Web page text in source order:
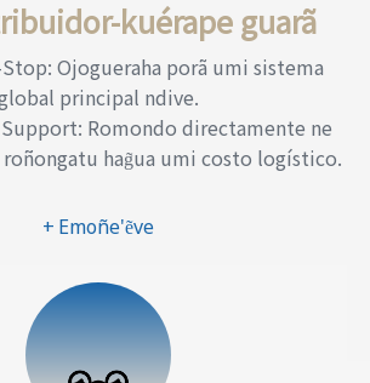
kuérape guarã
Ojogueraha porã umi sistema
principal ndive.
Romondo directamente ne
hag̃ua umi costo logístico.
+ Emoñe'ẽve